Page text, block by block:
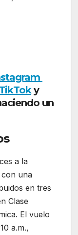
gram
y
un
a la
una
en tres
Clase
El vuelo
a.m.,